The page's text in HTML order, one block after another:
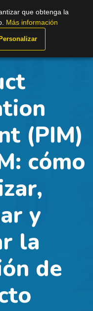
(PIM)
cómo
y
la
de
que obtenga la
Más información
Personalizar